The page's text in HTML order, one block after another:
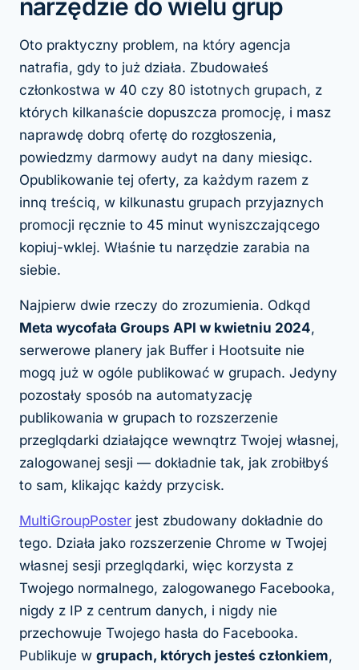
narzędzie do wielu grup
Oto praktyczny problem, na który agencja
natrafia, gdy to już działa. Zbudowałeś
członkostwa w 40 czy 80 istotnych grupach, z
których kilkanaście dopuszcza promocję, i masz
naprawdę dobrą ofertę do rozgłoszenia,
powiedzmy darmowy audyt na dany miesiąc.
Opublikowanie tej oferty, za każdym razem z
inną treścią, w kilkunastu grupach przyjaznych
promocji ręcznie to 45 minut wyniszczającego
kopiuj-wklej. Właśnie tu narzędzie zarabia na
siebie.
Najpierw dwie rzeczy do zrozumienia. Odkąd
Meta wycofała Groups API w kwietniu 2024,
serwerowe planery jak Buffer i Hootsuite nie
mogą już w ogóle publikować w grupach. Jedyny
pozostały sposób na automatyzację
publikowania w grupach to rozszerzenie
przeglądarki działające wewnątrz Twojej własnej,
zalogowanej sesji — dokładnie tak, jak zrobiłbyś
to sam, klikając każdy przycisk.
MultiGroupPoster jest zbudowany dokładnie do
tego. Działa jako rozszerzenie Chrome w Twojej
własnej sesji przeglądarki, więc korzysta z
Twojego normalnego, zalogowanego Facebooka,
nigdy z IP z centrum danych, i nigdy nie
przechowuje Twojego hasła do Facebooka.
Publikuje w grupach, których jesteś członkiem,